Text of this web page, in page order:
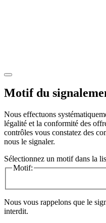
Motif du
Nous effectuons
légalité et la conformité des
contrôles vous constatez des
nous le signaler.
Sélectionnez un motif dans la
Motif:
Nous vous rappelons que le
interdit.